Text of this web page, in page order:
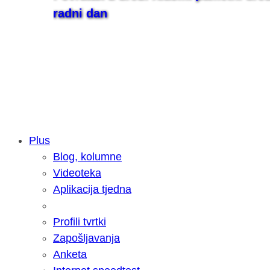
radni dan
Samsung otkrio kako je nastajala
razvoja donijelo tanje i izdržljivije
Plus
Blog, kolumne
Videoteka
Aplikacija tjedna
Profili tvrtki
Zapošljavanja
Anketa